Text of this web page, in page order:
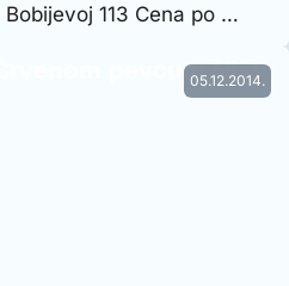
113 Cena po …
05.12.2014.
pevcu u Nišu